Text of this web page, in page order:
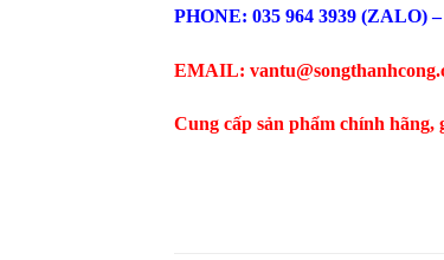
PHONE: 035 964 3939 (ZALO) –
EMAIL:
Cung cấp sản phẩm chính hãng,